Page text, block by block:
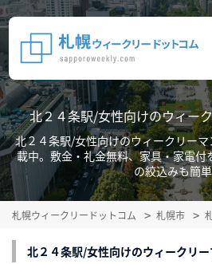
北２４条駅/女性向けのウィー
北２４条駅/女性向けのウィークリー
載中。敷金・礼金無料、家具・家電
の絞込みも簡
札幌ウィークリードットコム 札幌市
北２４条駅/女性向けのウィークリ